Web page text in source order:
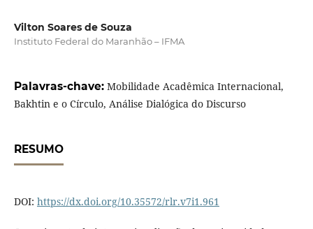
Vilton Soares de Souza
Instituto Federal do Maranhão – IFMA
Palavras-chave: Mobilidade Acadêmica Internacional,
Bakhtin e o Círculo, Análise Dialógica do Discurso
RESUMO
DOI: https://dx.doi.org/10.35572/rlr.v7i1.961